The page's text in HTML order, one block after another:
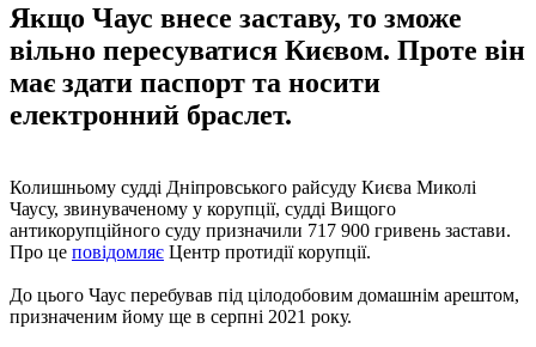
Якщо Чаус внесе заставу, то зможе
вільно пересуватися Києвом. Проте він
має здати паспорт та носити
електронний браслет.
Колишньому судді Дніпровського райсуду Києва Миколі
Чаусу, звинуваченому у корупції, судді Вищого
антикорупційного суду призначили 717 900 гривень застави.
Про це повідомляє Центр протидії корупції.
До цього Чаус перебував під цілодобовим домашнім арештом,
призначеним йому ще в серпні 2021 року.